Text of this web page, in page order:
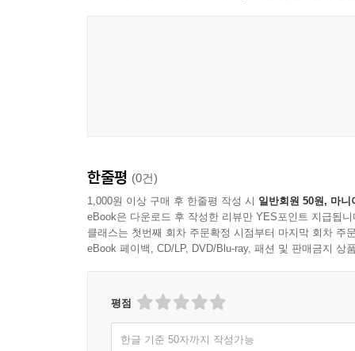
한줄평 (0건)
1,000원 이상 구매 후 한줄평 작성 시 일반회원 50원, 마니
eBook은 다운로드 후 작성한 리뷰만 YES포인트 지급됩니
클래스는 첫번째 회차 주문확정 시점부터 마지막 회차 주
eBook 페이백, CD/LP, DVD/Blu-ray, 패션 및 판매금지 상
평점
한글 기준 50자까지 작성가능